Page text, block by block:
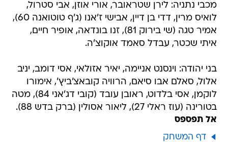
מכבי נתניה: לירן שטראובר, אורי אוזן, אבי סטרול,
לואיס מרין, דדי בן דיין, אבישי ז'אנו (ג'ף טוטואנה 60),
אמיר טגה (שי בירוק 81), זנו בונדאה, אופיר חיים,
איתי שכטר, עבדל סאמד אוקוצ'ה.
בני יהודה: וינסנט אניימה, יאיר אזולאי, אסי דומב, יניב
אלול, סאלם אבו סיאם, הרוויה קובאצ'ביץ', אימורו
לוקמן, אסי בלדוט, ראובן עובד (קובי דג'אני 84), מטה
בטורינה (עוז ראלי 27), ליאור אסולין (ברק בדש 88).
אל תפספס
דף המשחק